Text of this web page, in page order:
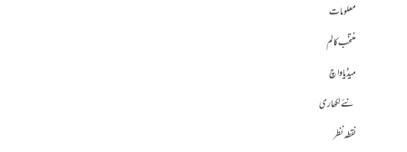
معلومات
منتخب کالم
میڈیا واچ
نئے لکھاری
نقطہ نظر